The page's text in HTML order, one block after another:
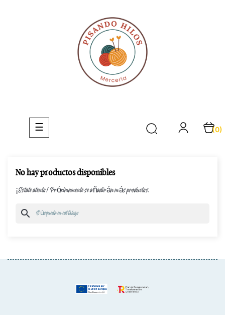
Navegación
de
☰ (0)
No hay productos disponibles
¡Estate atento! Próximamente se añadirán más productos.
search